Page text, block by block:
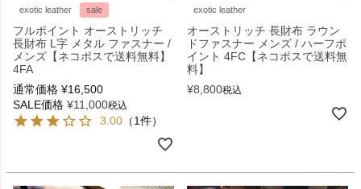
exotic leather sale
フルポイント オーストリッチ
長財布 L字 メタル ファスナー /
メンズ【ネコポスで送料無料】
4FA
通常価格 ¥16,500
SALE価格 ¥11,000税込
3.00 （1件）
exotic leather
オーストリッチ 長財布 ラウン
ドファスナー メンズ / ハーフポ
イント 4FC【ネコポスで送料無
料】
¥8,800税込